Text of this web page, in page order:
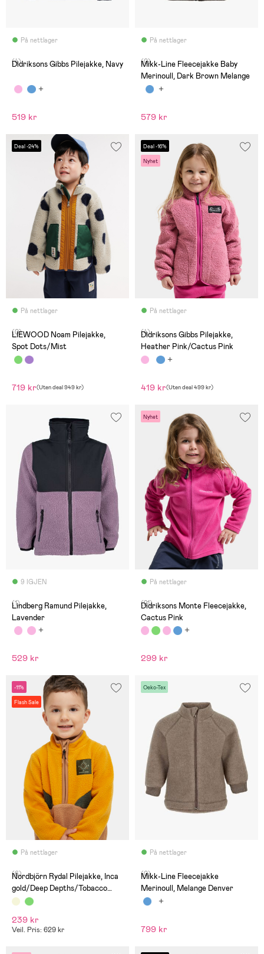
På nettlager
(4)
Didriksons Gibbs Pilejakke, Navy
519 kr
På nettlager
(0)
Mikk-Line Fleecejakke Baby
Merinoull, Dark Brown Melange
579 kr
Deal -24%
På nettlager
(0)
LIEWOOD Noam Pilejakke,
Spot Dots/Mist
719 kr(Uten deal949 kr)
Deal -16%
Nyhet
På nettlager
(4)
Didriksons Gibbs Pilejakke,
Heather Pink/Cactus Pink
419 kr(Uten deal499 kr)
9 IGJEN
(1)
Lindberg Ramund Pilejakke,
Lavender
529 kr
Nyhet
På nettlager
(21)
Didriksons Monte Fleecejakke,
Cactus Pink
299 kr
-11%
Flash Sale
På nettlager
(6)
Nordbjörn Rydal Pilejakke, Inca
gold/Deep Depths/Tobacco
brown
239 kr
Veil. Pris: 629 kr
Oeko-Tex
På nettlager
(0)
Mikk-Line Fleecejakke
Merinoull, Melange Denver
799 kr